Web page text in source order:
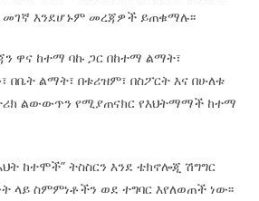
መገኛ እንደሆኑም መረጃዎች ይጠቁማሉ፡፡
ዋና ከተማ ባኩ ጋር በከተማ ልማት፣
በቤት ልማት፣ በቱሪዝም፣ በስፖርት እና በሁለቱ
ልውውጥን የሚያጠናክር የእህትማማች ከተማ
ከተሞች” ትስስርን እንደ ቴክኖሎጂ ሽግግር
ላይ ስምምነቶችን ወደ ተግባር እየለወጠች ነው፡፡